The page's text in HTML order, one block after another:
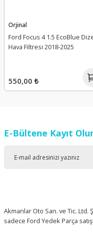
Orjinal
Ford Focus 4 1.5 EcoBlue
Hava Filtresi 2018-2025
550,00 ₺
E-Bültene Kayıt
Akmanlar Oto San. ve Tic.
sadece Ford Yedek Parça